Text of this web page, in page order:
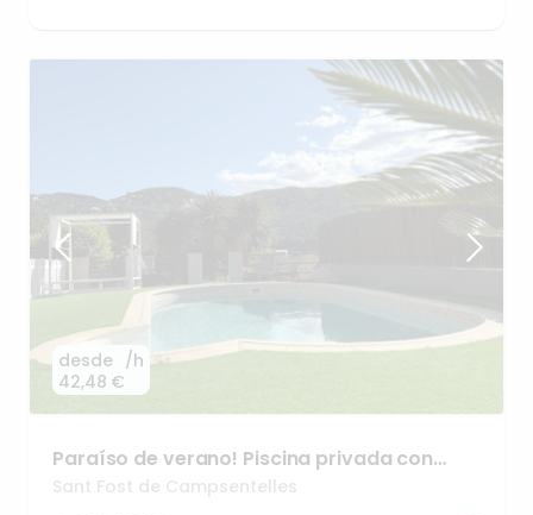
desde
42,48 €
/h
Paraíso de verano! Piscina privada con
espectaculares vistas
Sant Fost de Campsentelles